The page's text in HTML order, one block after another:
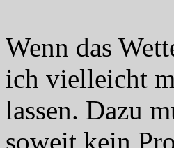
Wenn das
ich vielleicht
lassen. Dazu
soweit kein